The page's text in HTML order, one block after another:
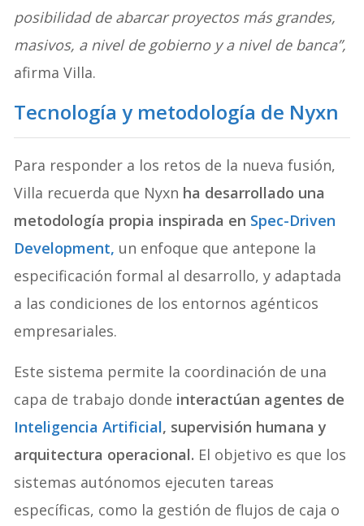
posibilidad de abarcar proyectos más grandes,
masivos, a nivel de gobierno y a nivel de banca”,
afirma Villa.
Tecnología y metodología de Nyxn
Para responder a los retos de la nueva fusión,
Villa recuerda que Nyxn ha desarrollado una
metodología propia inspirada en Spec-Driven
Development, un enfoque que antepone la
especificación formal al desarrollo, y adaptada
a las condiciones de los entornos agénticos
empresariales.
Este sistema permite la coordinación de una
capa de trabajo donde interactúan agentes de
Inteligencia Artificial, supervisión humana y
arquitectura operacional. El objetivo es que los
sistemas autónomos ejecuten tareas
específicas, como la gestión de flujos de caja o